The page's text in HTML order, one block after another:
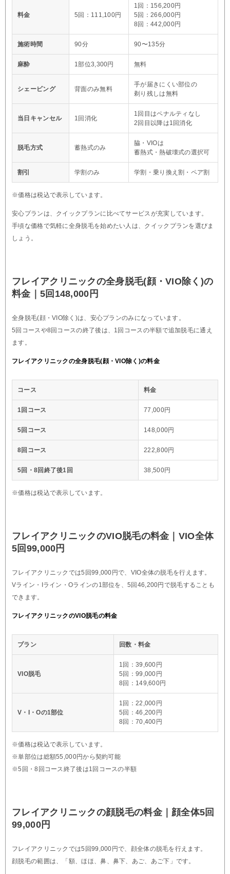
料金 5回：111,100円
1回：156,200円
5回：266,000円
8回：442,000円
施術時間 90分 90〜135分
麻酔 1部位3,300円 無料
シェービング 背面のみ無料
手が届きにくい部位の
剃り残しは無料
当日キャンセル 1回消化
1回目はペナルティなし
2回目以降は1回消化
脱毛方式 蓄熱式のみ
脇・VIOは
蓄熱式・熱破壊式の選択可
割引 学割のみ 学割・乗り換え割・ペア割
※価格は税込で表示しています。
安心プランは、クイックプランに比べてサービスが充実しています。
手頃な価格で気軽に全身脱毛を始めたい人は、クイックプランを選びま
しょう。
フレイアクリニックの全身脱毛(顔・VIO除く)の
料金｜5回148,000円
全身脱毛(顔・VIO除く)は、安心プランのみになっています。
5回コースや8回コースの終了後は、1回コースの半額で追加脱毛に通え
ます。
フレイアクリニックの全身脱毛(顔・VIO除く)の料金
コース 料金
1回コース 77,000円
5回コース 148,000円
8回コース 222,800円
5回・8回終了後1回 38,500円
※価格は税込で表示しています。
フレイアクリニックのVIO脱毛の料金｜VIO全体
5回99,000円
フレイアクリニックでは5回99,000円で、VIO全体の脱毛を行えます。
Vライン・Iライン・Oラインの1部位を、5回46,200円で脱毛することも
できます。
フレイアクリニックのVIO脱毛の料金
プラン 回数・料金
VIO脱毛
1回：39,600円
5回：99,000円
8回：149,600円
V・I・Oの1部位
1回：22,000円
5回：46,200円
8回：70,400円
※価格は税込で表示しています。
※単部位は総額55,000円から契約可能
※5回・8回コース終了後は1回コースの半額
フレイアクリニックの顔脱毛の料金｜顔全体5回
99,000円
フレイアクリニックでは5回99,000円で、顔全体の脱毛を行えます。
顔脱毛の範囲は、「額、ほほ、鼻、鼻下、あご、あご下」です。